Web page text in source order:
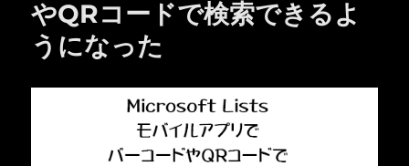
やQRコードで検索できるよ
うになった